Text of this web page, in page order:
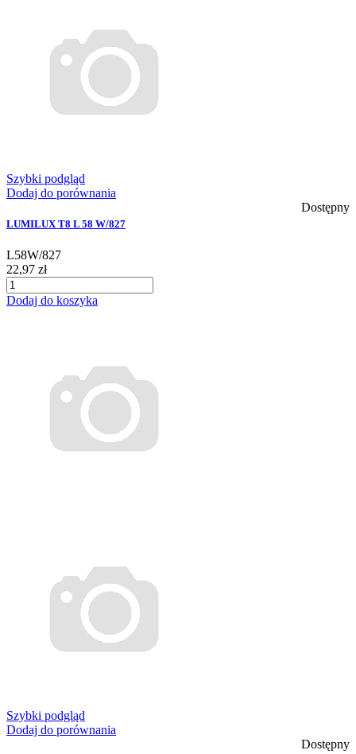
Szybki podgląd
Dodaj do porównania
Dostępny
LUMILUX T8 L 58 W/827
L58W/827
22,97 zł
Dodaj do koszyka
Szybki podgląd
Dodaj do porównania
Dostępny